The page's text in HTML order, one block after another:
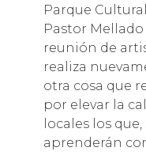
Parque
Pastor
reunión de
realiza
otra cosa que
por elevar la
locales los
aprenderán